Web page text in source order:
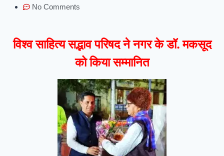
No Comments
विश्व साहित्य सद्भाव परिषद ने नगर के डॉ. मकसूद
को किया सम्मानित